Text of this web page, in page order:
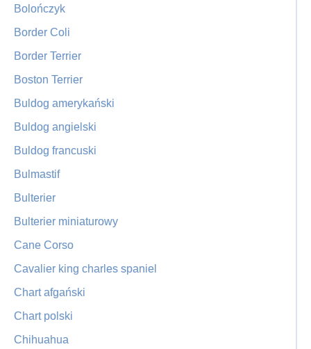
Bolończyk
Border Coli
Border Terrier
Boston Terrier
Buldog amerykański
Buldog angielski
Buldog francuski
Bulmastif
Bulterier
Bulterier miniaturowy
Cane Corso
Cavalier king charles spaniel
Chart afgański
Chart polski
Chihuahua